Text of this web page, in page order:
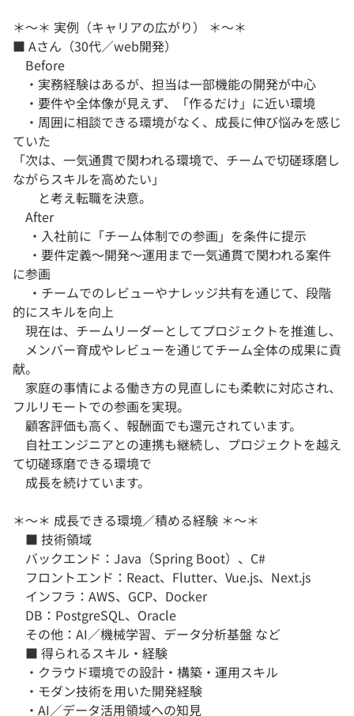
＊～＊ 実例（キャリアの広がり） ＊～＊
■ Aさん（30代／web開発）
Before
・実務経験はあるが、担当は一部機能の開発が中心
・要件や全体像が見えず、「作るだけ」に近い環境
・周囲に相談できる環境がなく、成長に伸び悩みを感じ
ていた
「次は、一気通貫で関われる環境で、チームで切磋琢磨し
ながらスキルを高めたい」
と考え転職を決意。
After
・入社前に「チーム体制での参画」を条件に提示
・要件定義〜開発〜運用まで一気通貫で関われる案件
に参画
・チームでのレビューやナレッジ共有を通じて、段階
的にスキルを向上
現在は、チームリーダーとしてプロジェクトを推進し、
メンバー育成やレビューを通じてチーム全体の成果に貢
献。
家庭の事情による働き方の見直しにも柔軟に対応され、
フルリモートでの参画を実現。
顧客評価も高く、報酬面でも還元されています。
自社エンジニアとの連携も継続し、プロジェクトを越え
て切磋琢磨できる環境で
成長を続けています。
＊～＊ 成長できる環境／積める経験 ＊～＊
■ 技術領域
バックエンド：Java（Spring Boot）、C#
フロントエンド：React、Flutter、Vue.js、Next.js
インフラ：AWS、GCP、Docker
DB：PostgreSQL、Oracle
その他：AI／機械学習、データ分析基盤 など
■ 得られるスキル・経験
・クラウド環境での設計・構築・運用スキル
・モダン技術を用いた開発経験
・AI／データ活用領域への知見